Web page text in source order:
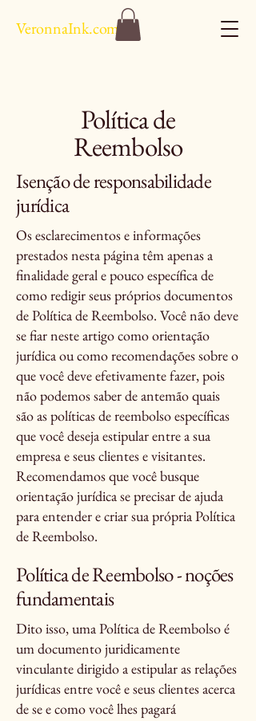
VeronnaInk.com
Política de
Reembolso
Isenção de responsabilidade
jurídica
Os esclarecimentos e informações
prestados nesta página têm apenas a
finalidade geral e pouco específica de
como redigir seus próprios documentos
de Política de Reembolso. Você não deve
se fiar neste artigo como orientação
jurídica ou como recomendações sobre o
que você deve efetivamente fazer, pois
não podemos saber de antemão quais
são as políticas de reembolso específicas
que você deseja estipular entre a sua
empresa e seus clientes e visitantes.
Recomendamos que você busque
orientação jurídica se precisar de ajuda
para entender e criar sua própria Política
de Reembolso.
Política de Reembolso - noções
fundamentais
Dito isso, uma Política de Reembolso é
um documento juridicamente
vinculante dirigido a estipular as relações
jurídicas entre você e seus clientes acerca
de se e como você lhes pagará